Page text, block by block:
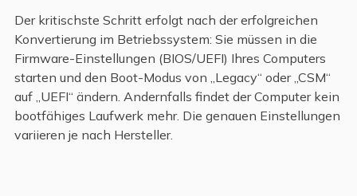
Der kritischste Schritt erfolgt nach der erfolgreichen
Konvertierung im Betriebssystem: Sie müssen in die
Firmware-Einstellungen (BIOS/UEFI) Ihres Computers
starten und den Boot-Modus von „Legacy“ oder „CSM“
auf „UEFI“ ändern. Andernfalls findet der Computer kein
bootfähiges Laufwerk mehr. Die genauen Einstellungen
variieren je nach Hersteller.